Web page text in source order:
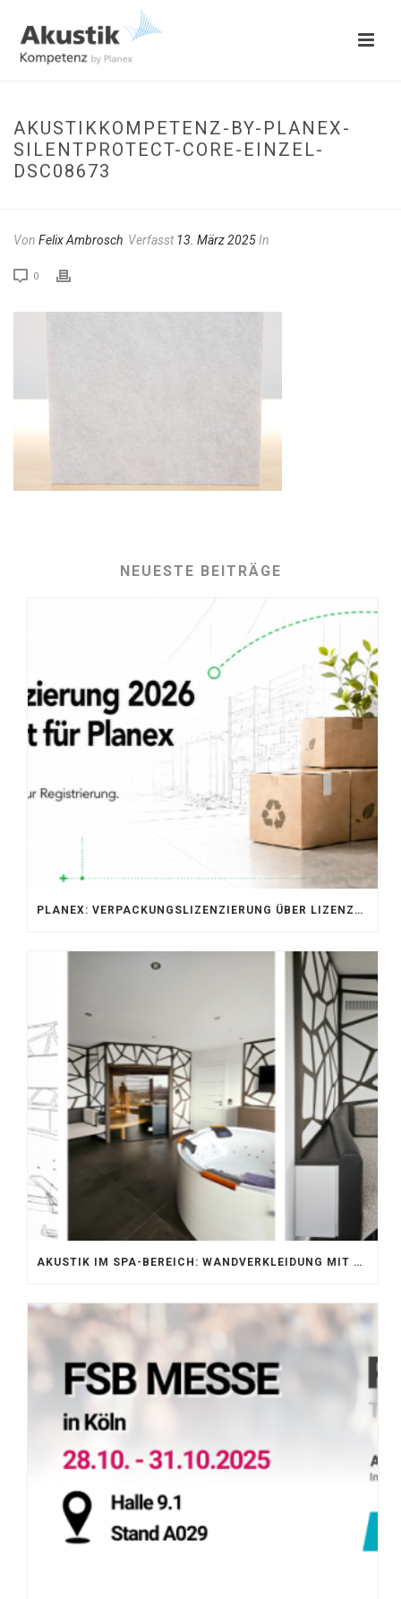
AKUSTIKKOMPETENZ-BY-PLANEX-
SILENTPROTECT-CORE-EINZEL-
DSC08673
Von Felix Ambrosch Verfasst13. März 2025In
0
NEUESTE BEITRÄGE
PLANEX: VERPACKUNGSLIZENZIERUNG ÜBER LIZENZERO & LUCID 2026
AKUSTIK IM SPA-BEREICH: WANDVERKLEIDUNG MIT SILENTPROTECT CORE